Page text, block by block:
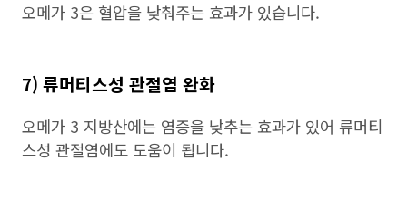
오메가 3은 혈압을 낮춰주는 효과가 있습니다.
7) 류머티스성 관절염 완화
오메가 3 지방산에는 염증을 낮추는 효과가 있어 류머티
스성 관절염에도 도움이 됩니다.